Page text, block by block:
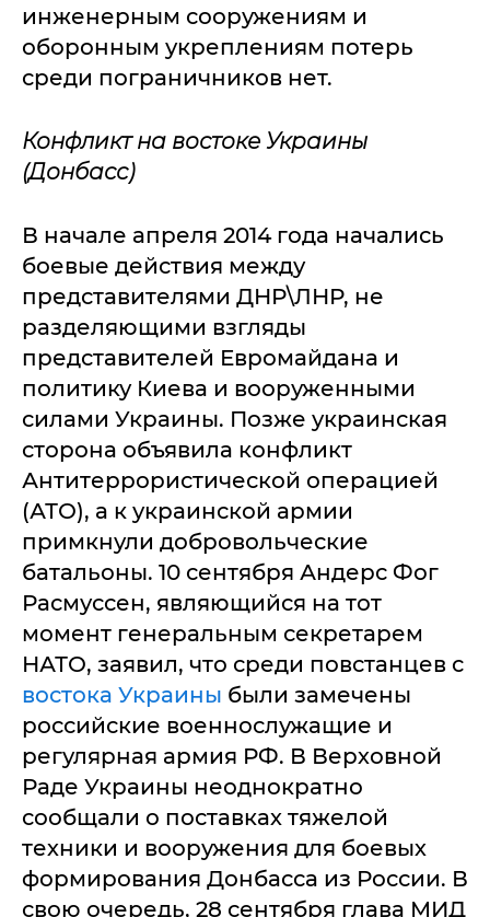
инженерным сооружениям и
оборонным укреплениям потерь
среди пограничников нет.
Конфликт на востоке Украины
(Донбасс)
В начале апреля 2014 года начались
боевые действия между
представителями ДНР\ЛНР, не
разделяющими взгляды
представителей Евромайдана и
политику Киева и вооруженными
силами Украины. Позже украинская
сторона объявила конфликт
Антитеррористической операцией
(АТО), а к украинской армии
примкнули добровольческие
батальоны. 10 сентября Андерс Фог
Расмуссен, являющийся на тот
момент генеральным секретарем
НАТО, заявил, что среди повстанцев с
востока Украины были замечены
российские военнослужащие и
регулярная армия РФ. В Верховной
Раде Украины неоднократно
сообщали о поставках тяжелой
техники и вооружения для боевых
формирования Донбасса из России. В
свою очередь, 28 сентября глава МИД